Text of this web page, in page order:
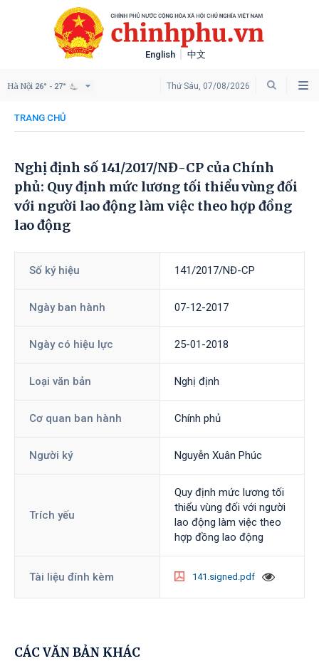
English 中文
Thứ Sáu, 07/08/2026
Hà Nội 26° - 27°
TRANG CHỦ
Nghị định số 141/2017/NĐ-CP của Chính
phủ: Quy định mức lương tối thiểu vùng đối
với người lao động làm việc theo hợp đồng
lao động
Số ký hiệu 141/2017/NĐ-CP
Ngày ban hành 07-12-2017
Ngày có hiệu lực 25-01-2018
Loại văn bản Nghị định
Cơ quan ban hành Chính phủ
Người ký Nguyễn Xuân Phúc
Trích yếu
Quy định mức lương tối
thiểu vùng đối với người
lao động làm việc theo
hợp đồng lao động
Tài liệu đính kèm 141.signed.pdf
CÁC VĂN BẢN KHÁC